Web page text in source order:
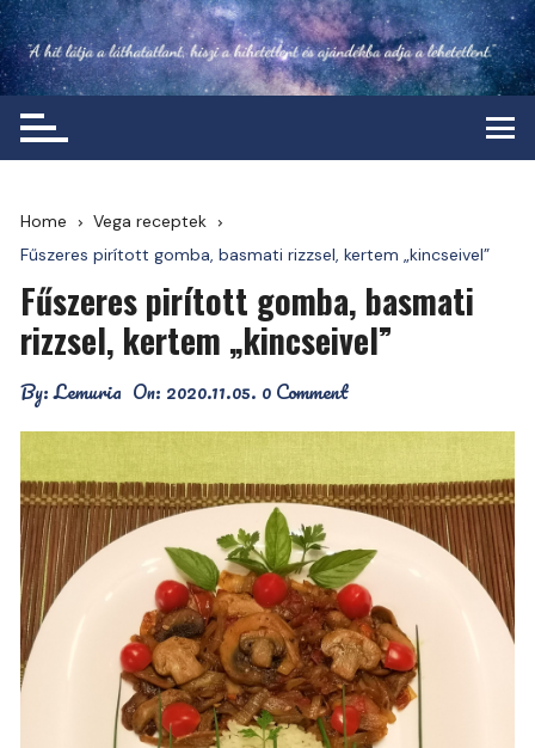
Skip
to
content
Home
Vega receptek
Fűszeres pirított gomba, basmati rizzsel, kertem „kincseivel”
Fűszeres pirított gomba, basmati
rizzsel, kertem „kincseivel”
By:Lemuria On: 2020.11.05. 0 Comment